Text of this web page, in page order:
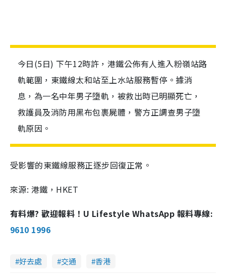
今日(5日) 下午12時許，港鐵公佈有人進入粉嶺站路
軌範圍，東鐵線太和站至上水站服務暫停。據消
息，為一名中年男子墮軌，被救出時已明顯死亡，
救護員及消防用黑布包裹屍體，警方正調查男子墮
軌原因。
受影響的東鐵線服務正逐步回復正常。
來源: 港鐵，HKET
有料爆? 歡迎報料！U Lifestyle WhatsApp 報料專線:
9610 1996
好去處 交通 香港